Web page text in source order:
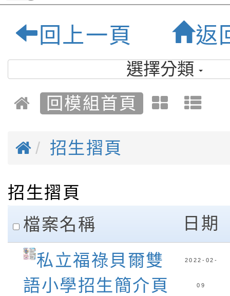
祿貝爾雙語小學
優質雙語小學
回上一頁 返
選擇分類
回模組首頁
招生摺頁
招生摺頁
clickAll
檔案名稱
日期
私立福祿貝爾雙
語小學招生簡介頁
2022-02-
09